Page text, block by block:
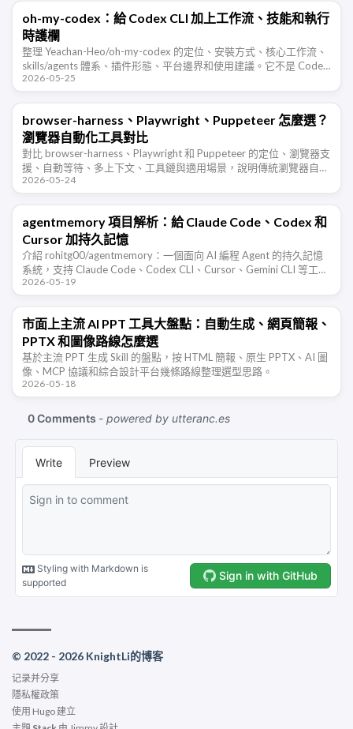
oh-my-codex：給 Codex CLI 加上工作流、技能和執行
時護欄
整理 Yeachan-Heo/oh-my-codex 的定位、安裝方式、核心工作流、
skills/agents 體系、插件形態、平台邊界和使用建議。它不是 Codex
的替代品，而是給 Codex …
2026-05-25
browser-harness、Playwright、Puppeteer 怎麼選？
瀏覽器自動化工具對比
對比 browser-harness、Playwright 和 Puppeteer 的定位、瀏覽器支
援、自動等待、多上下文、工具鏈與適用場景，說明傳統瀏覽器自動
化與 AI Agent 原生瀏覽器控制的 …
2026-05-24
agentmemory 項目解析：給 Claude Code、Codex 和
Cursor 加持久記憶
介紹 rohitg00/agentmemory：一個面向 AI 編程 Agent 的持久記憶
系統，支持 Claude Code、Codex CLI、Cursor、Gemini CLI 等工
具，通過 …
2026-05-19
市面上主流 AI PPT 工具大盤點：自動生成、網頁簡報、
PPTX 和圖像路線怎麼選
基於主流 PPT 生成 Skill 的盤點，按 HTML 簡報、原生 PPTX、AI 圖
像、MCP 協議和綜合設計平台幾條路線整理選型思路。
2026-05-18
© 2022 - 2026 KnightLi的博客
记录并分享
隱私權政策
使用 Hugo建立